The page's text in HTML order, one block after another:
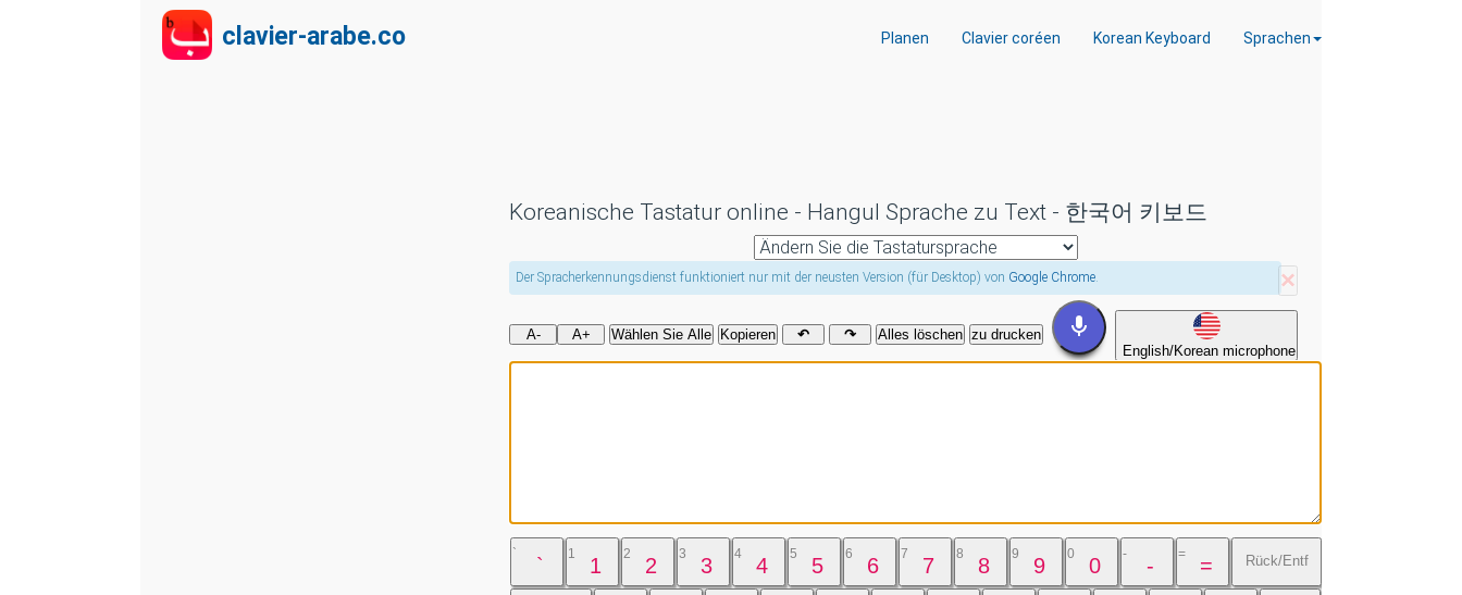
clavier-arabe.co Planen Clavier coréen Korean Keyboard Sprachen
Koreanische Tastatur online - Hangul Sprache zu Text - 한국어 키보드
×
Der Spracherkennungsdienst funktioniert nur mit der neusten Version (für Desktop) von Google Chrome.
A- A+ Wählen Sie Alle Kopieren ↶ ↷ Alles löschen zu drucken
English/Korean microphone
` ` 1 1 2 2 3 3 4 4 5 5 6 6 7 7 8 8 9 9 0 0 - - = = Rück/Entf